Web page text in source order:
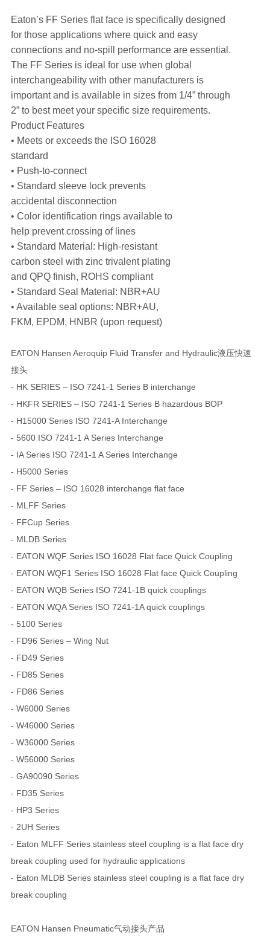
Eaton’s FF Series flat face is specifically designed
for those applications where quick and easy
connections and no-spill performance are essential.
The FF Series is ideal for use when global
interchangeability with other manufacturers is
important and is available in sizes from 1/4” through
2” to best meet your specific size requirements.
Product Features
• Meets or exceeds the ISO 16028
standard
• Push-to-connect
• Standard sleeve lock prevents
accidental disconnection
• Color identification rings available to
help prevent crossing of lines
• Standard Material: High-resistant
carbon steel with zinc trivalent plating
and QPQ finish, ROHS compliant
• Standard Seal Material: NBR+AU
• Available seal options: NBR+AU,
FKM, EPDM, HNBR (upon request)
EATON Hansen Aeroquip Fluid Transfer and Hydraulic液压快速
接头
- HK SERIES – ISO 7241-1 Series B interchange
- HKFR SERIES – ISO 7241-1 Series B hazardous BOP
- H15000 Series ISO 7241-A Interchange
- 5600 ISO 7241-1 A Series Interchange
- IA Series ISO 7241-1 A Series Interchange
- H5000 Series
- FF Series – ISO 16028 interchange flat face
- MLFF Series
- FFCup Series
- MLDB Series
- EATON WQF Series ISO 16028 Flat face Quick Coupling
- EATON WQF1 Series ISO 16028 Flat face Quick Coupling
- EATON WQB Series ISO 7241-1B quick couplings
- EATON WQA Series ISO 7241-1A quick couplings
- 5100 Series
- FD96 Series – Wing Nut
- FD49 Series
- FD85 Series
- FD86 Series
- W6000 Series
- W46000 Series
- W36000 Series
- W56000 Series
- GA90090 Series
- FD35 Series
- HP3 Series
- 2UH Series
- Eaton MLFF Series stainless steel coupling is a flat face dry
break coupling used for hydraulic applications
- Eaton MLDB Series stainless steel coupling is a flat face dry
break coupling
EATON Hansen Pneumatic气动接头产品